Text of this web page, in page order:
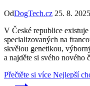
OdDogTech.cz 25. 8. 2025
V České republice
specializovaných na
skvělou genetikou,
a najděte si svého nového
Přečtěte si více Nejlepší